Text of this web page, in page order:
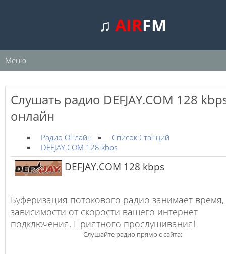
♫AIRFM
Меню
Слушать радио DEFJAY.COM 128
онлайн
Радио Онлайн
Список Станций
DEFJAY.COM 128 kbps
DEFJAY.COM 128 kbps
Буферизация потокового радио занимает время,
зависимости от скорости вашего интернет
подключения. Приятного прослушивания!
Слушайте радио прямо с сайта: